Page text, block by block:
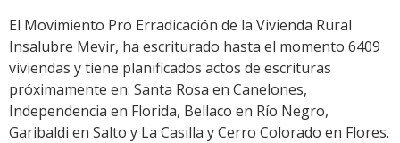
El Movimiento Pro Erradicación de la Vivienda Rural
Insalubre Mevir, ha escriturado hasta el momento 6409
viviendas y tiene planificados actos de escrituras
próximamente en: Santa Rosa en Canelones,
Independencia en Florida, Bellaco en Río Negro,
Garibaldi en Salto y La Casilla y Cerro Colorado en Flores.